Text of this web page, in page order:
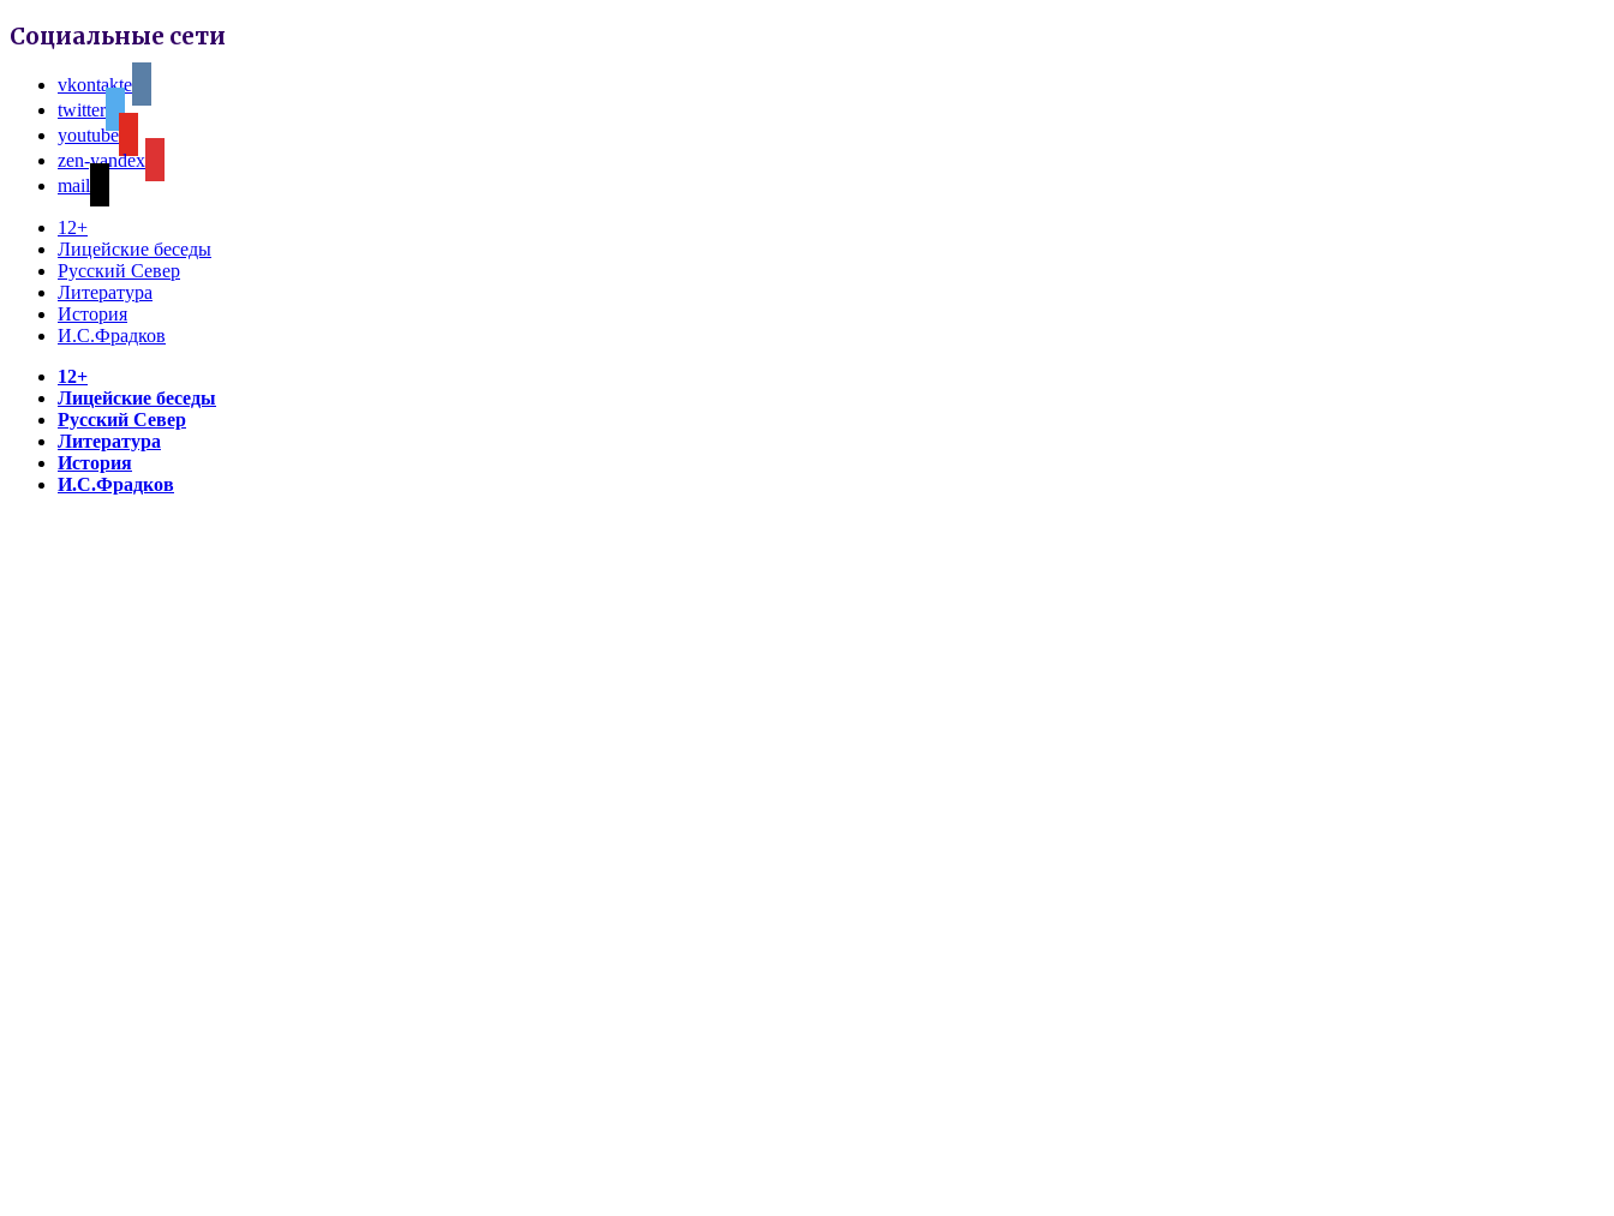
Социальные сети
vkontakte
twitter
youtube
zen-yandex
mail
12+
Лицейские беседы
Русский Север
Литература
История
И.С.Фрадков
12+
Лицейские беседы
Русский Север
Литература
История
И.С.Фрадков